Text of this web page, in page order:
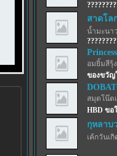
สาดโล
น้ำมะนา
อมยิ้มสีรุ้ง
ของขวัญ
สมุดโน๊ต
HBD ขอ
กุหลาบ
เค้กวันเ